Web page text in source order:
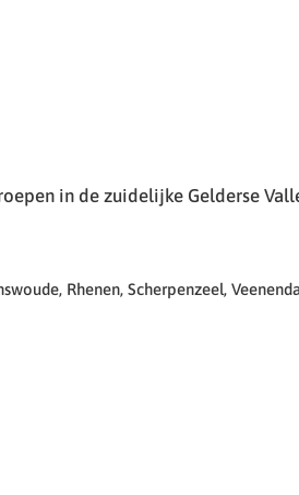
in de zuidelijke Gelderse
Rhenen, Scherpenzeel,